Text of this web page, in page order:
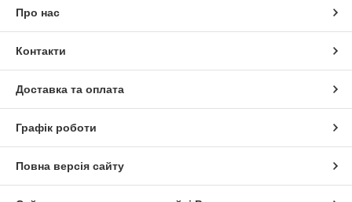
Про нас
Контакти
Доставка та оплата
Графік роботи
Повна версія сайту